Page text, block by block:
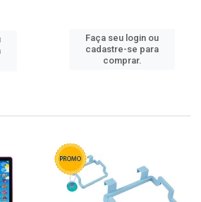
Faça seu login ou
cadastre-se para
comprar.